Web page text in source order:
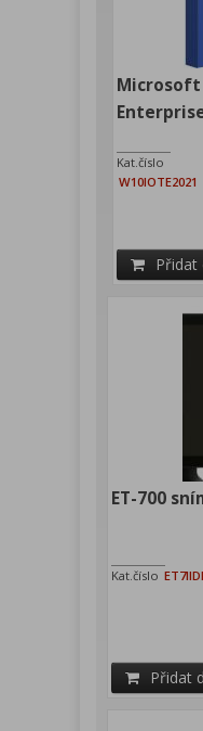
Microsoft
Kat.číslo
W10IOTE2021
Přidat
ET-700
Kat.číslo
Přidat